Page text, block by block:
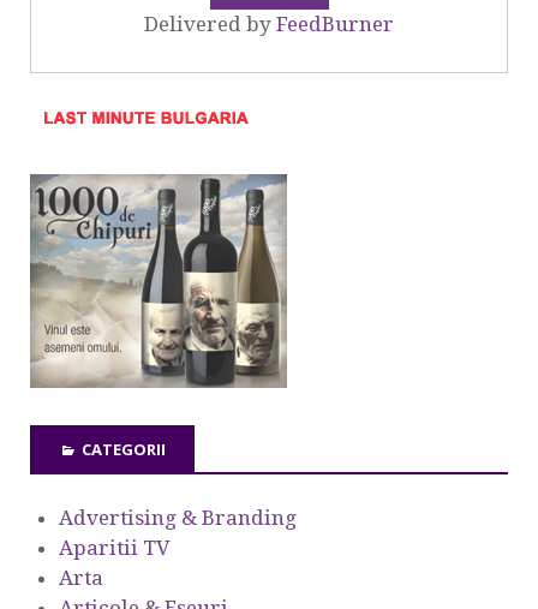
Delivered by FeedBurner
CATEGORII
Advertising & Branding
Aparitii TV
Arta